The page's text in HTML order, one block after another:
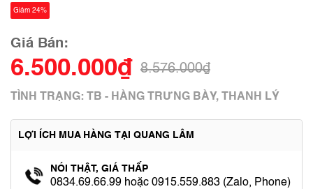
Giảm 24%
Giá Bán:
6.500.000₫ 8.576.000₫
TÌNH TRẠNG: TB - HÀNG TRƯNG BÀY, THANH LÝ
LỢI ÍCH MUA HÀNG TẠI QUANG LÂM
NÓI THẬT, GIÁ THẤP
0834.69.66.99 hoặc 0915.559.883 (Zalo, Phone)